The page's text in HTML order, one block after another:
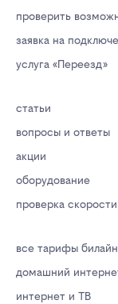
проверить
заявка на
услуга «Переезд»
статьи
вопросы и ответы
акции
оборудование
проверка скорости
все тарифы билайн
домашний
интернет и ТВ